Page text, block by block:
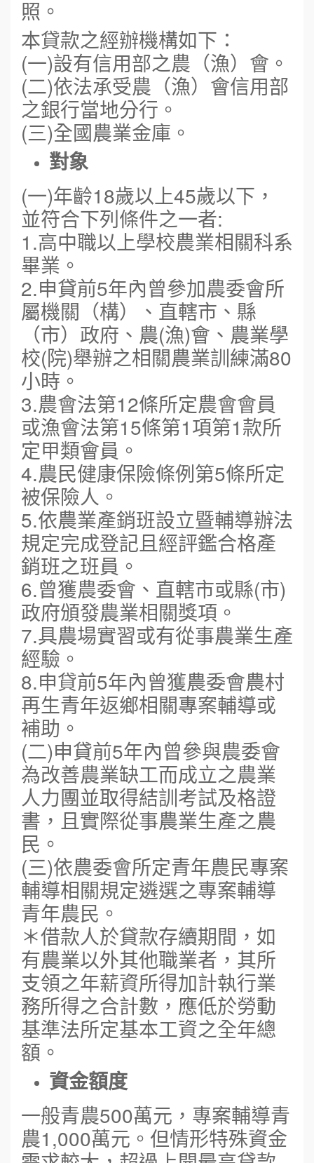
照。
本貸款之經辦機構如下：
(一)設有信用部之農（漁）會。
(二)依法承受農（漁）會信用部
之銀行當地分行。
(三)全國農業金庫。
對象
(一)年齡18歲以上45歲以下，
並符合下列條件之一者:
1.高中職以上學校農業相關科系
畢業。
2.申貸前5年內曾參加農委會所
屬機關（構）、直轄市、縣
（市）政府、農(漁)會、農業學
校(院)舉辦之相關農業訓練滿80
小時。
3.農會法第12條所定農會會員
或漁會法第15條第1項第1款所
定甲類會員。
4.農民健康保險條例第5條所定
被保險人。
5.依農業產銷班設立暨輔導辦法
規定完成登記且經評鑑合格產
銷班之班員。
6.曾獲農委會、直轄市或縣(市)
政府頒發農業相關獎項。
7.具農場實習或有從事農業生產
經驗。
8.申貸前5年內曾獲農委會農村
再生青年返鄉相關專案輔導或
補助。
(二)申貸前5年內曾參與農委會
為改善農業缺工而成立之農業
人力團並取得結訓考試及格證
書，且實際從事農業生產之農
民。
(三)依農委會所定青年農民專案
輔導相關規定遴選之專案輔導
青年農民。
＊借款人於貸款存續期間，如
有農業以外其他職業者，其所
支領之年薪資所得加計執行業
務所得之合計數，應低於勞動
基準法所定基本工資之全年總
額。
資金額度
一般青農500萬元，專案輔導青
農1,000萬元。但情形特殊資金